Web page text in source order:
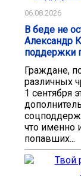
06.08.2026
В беде не
Александр
поддержки
Граждане,
различных
1 сентября
что именно
попавших...